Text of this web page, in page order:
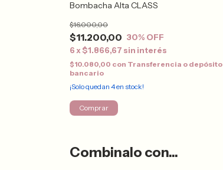
Bombacha Alta CLASS
$11.200,00
$16.000,00
30% OFF
6x$1.866,67 sin interés
$10.080,00 con Transferencia o depósito
bancario
¡Solo quedan 4en stock!
Comprar
Combinalo con...